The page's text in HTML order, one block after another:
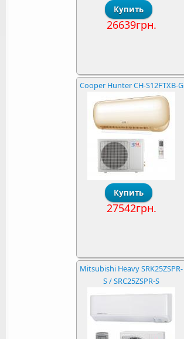
26639грн.
Cooper Hunter CH-S12FTXB-G
27542грн.
Mitsubishi Heavy SRK25ZSPR-
S / SRC25ZSPR-S